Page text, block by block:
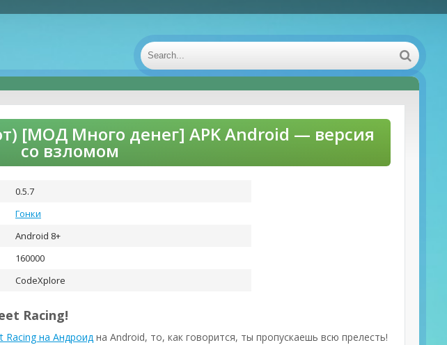
[МОД Много денег] APK Android — версия
со взломом
0.5.7
Гонки
Android 8+
160000
CodeXplore
Racing!
Racing на Андроид на Android, то, как говорится, ты пропускаешь всю прелесть!